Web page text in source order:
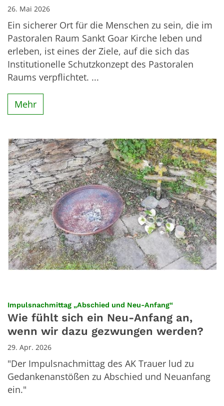
26. Mai 2026
Ein sicherer Ort für die Menschen zu sein, die im
Pastoralen Raum Sankt Goar Kirche leben und
erleben, ist eines der Ziele, auf die sich das
Institutionelle Schutzkonzept des Pastoralen
Raums verpflichtet. ...
Mehr
Impulsnachmittag „Abschied und Neu-Anfang“:
Wie fühlt sich ein Neu-Anfang an,
wenn wir dazu gezwungen werden?
29. Apr. 2026
"Der Impulsnachmittag des AK Trauer lud zu
Gedankenanstößen zu Abschied und Neuanfang
ein."